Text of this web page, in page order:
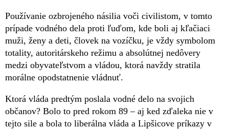
Používanie ozbrojeného násilia voči civilistom, v tomto
prípade vodného dela proti ľuďom, kde boli aj kľačiaci
muži, ženy a deti, človek na vozíčku, je vždy symbolom
totality, autoritárskeho režimu a absolútnej nedôvery
medzi obyvateľstvom a vládou, ktorá navždy stratila
morálne opodstatnenie vládnuť.
Ktorá vláda predtým poslala vodné delo na svojich
občanov? Bolo to pred rokom 89 – aj ked zďaleka nie v
tejto sile a bola to liberálna vláda a Lipšicove príkazy v